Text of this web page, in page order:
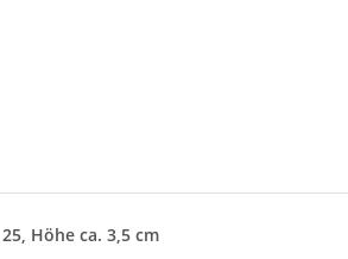
Höhe ca. 3,5 cm